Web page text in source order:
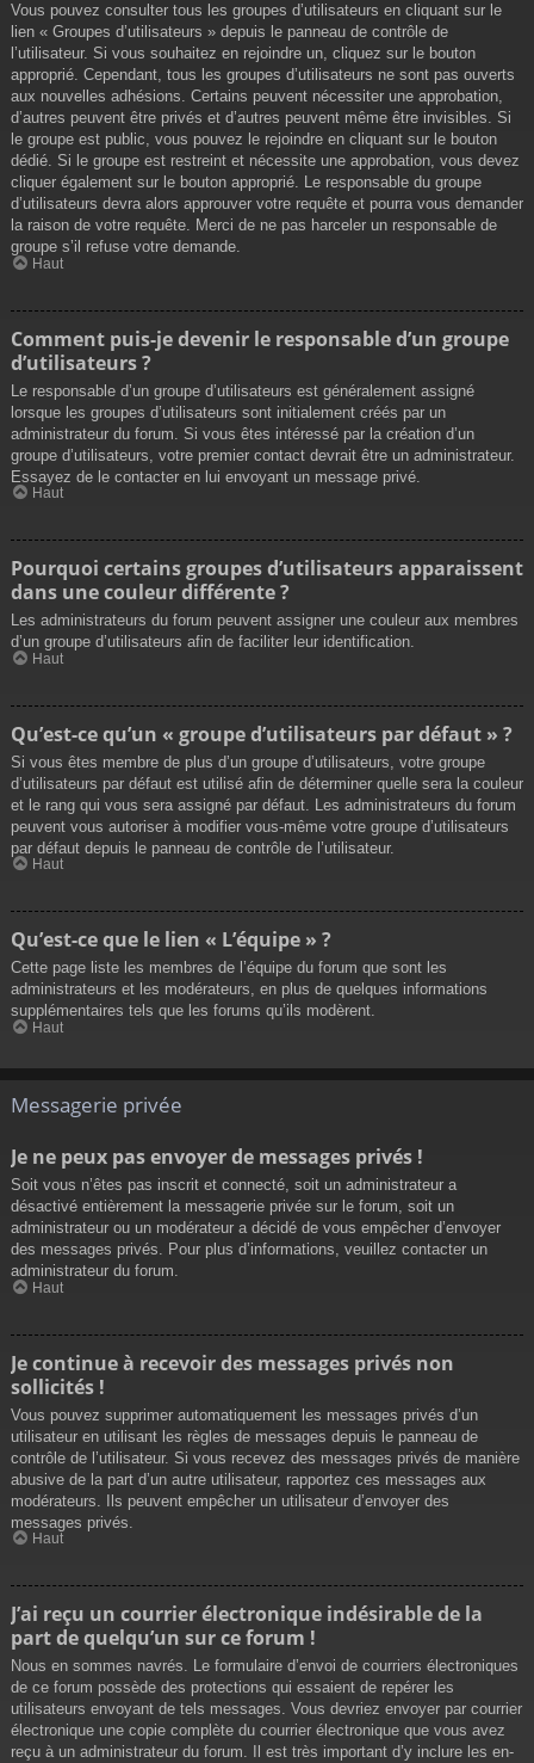
Vous pouvez consulter tous les groupes d’utilisateurs en cliquant sur le
lien « Groupes d’utilisateurs » depuis le panneau de contrôle de
l’utilisateur. Si vous souhaitez en rejoindre un, cliquez sur le bouton
approprié. Cependant, tous les groupes d’utilisateurs ne sont pas ouverts
aux nouvelles adhésions. Certains peuvent nécessiter une approbation,
d’autres peuvent être privés et d’autres peuvent même être invisibles. Si
le groupe est public, vous pouvez le rejoindre en cliquant sur le bouton
dédié. Si le groupe est restreint et nécessite une approbation, vous devez
cliquer également sur le bouton approprié. Le responsable du groupe
d’utilisateurs devra alors approuver votre requête et pourra vous demander
la raison de votre requête. Merci de ne pas harceler un responsable de
groupe s’il refuse votre demande.
Haut
Comment puis-je devenir le responsable d’un groupe
d’utilisateurs ?
Le responsable d’un groupe d’utilisateurs est généralement assigné
lorsque les groupes d’utilisateurs sont initialement créés par un
administrateur du forum. Si vous êtes intéressé par la création d’un
groupe d’utilisateurs, votre premier contact devrait être un administrateur.
Essayez de le contacter en lui envoyant un message privé.
Haut
Pourquoi certains groupes d’utilisateurs apparaissent
dans une couleur différente ?
Les administrateurs du forum peuvent assigner une couleur aux membres
d’un groupe d’utilisateurs afin de faciliter leur identification.
Haut
Qu’est-ce qu’un « groupe d’utilisateurs par défaut » ?
Si vous êtes membre de plus d’un groupe d’utilisateurs, votre groupe
d’utilisateurs par défaut est utilisé afin de déterminer quelle sera la couleur
et le rang qui vous sera assigné par défaut. Les administrateurs du forum
peuvent vous autoriser à modifier vous-même votre groupe d’utilisateurs
par défaut depuis le panneau de contrôle de l’utilisateur.
Haut
Qu’est-ce que le lien « L’équipe » ?
Cette page liste les membres de l’équipe du forum que sont les
administrateurs et les modérateurs, en plus de quelques informations
supplémentaires tels que les forums qu’ils modèrent.
Haut
Messagerie privée
Je ne peux pas envoyer de messages privés !
Soit vous n’êtes pas inscrit et connecté, soit un administrateur a
désactivé entièrement la messagerie privée sur le forum, soit un
administrateur ou un modérateur a décidé de vous empêcher d’envoyer
des messages privés. Pour plus d’informations, veuillez contacter un
administrateur du forum.
Haut
Je continue à recevoir des messages privés non
sollicités !
Vous pouvez supprimer automatiquement les messages privés d’un
utilisateur en utilisant les règles de messages depuis le panneau de
contrôle de l’utilisateur. Si vous recevez des messages privés de manière
abusive de la part d’un autre utilisateur, rapportez ces messages aux
modérateurs. Ils peuvent empêcher un utilisateur d’envoyer des
messages privés.
Haut
J’ai reçu un courrier électronique indésirable de la
part de quelqu’un sur ce forum !
Nous en sommes navrés. Le formulaire d’envoi de courriers électroniques
de ce forum possède des protections qui essaient de repérer les
utilisateurs envoyant de tels messages. Vous devriez envoyer par courrier
électronique une copie complète du courrier électronique que vous avez
reçu à un administrateur du forum. Il est très important d’y inclure les en-